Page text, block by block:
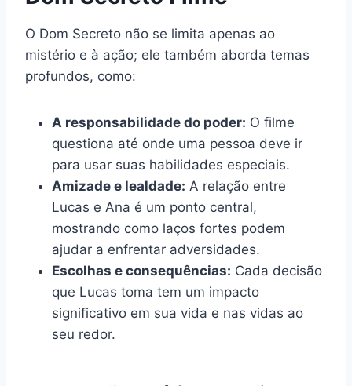
O Dom Secreto não se limita apenas ao
mistério e à ação; ele também aborda temas
profundos, como:
A responsabilidade do poder: O filme
questiona até onde uma pessoa deve ir
para usar suas habilidades especiais.
Amizade e lealdade: A relação entre
Lucas e Ana é um ponto central,
mostrando como laços fortes podem
ajudar a enfrentar adversidades.
Escolhas e consequências: Cada decisão
que Lucas toma tem um impacto
significativo em sua vida e nas vidas ao
seu redor.